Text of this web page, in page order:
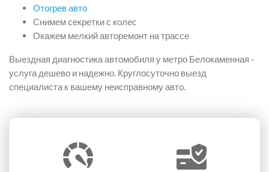
Отогрев авто
Снимем секретки с колес
Окажем мелкий авторемонт на трассе
Выездная диагностика автомобиля у метро Белокаменная -
услуга дешево и надежно. Круглосуточно выезд
специалиста к вашему неисправному авто.